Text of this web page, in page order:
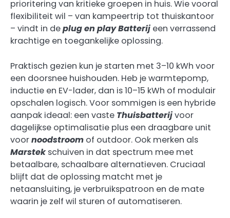
prioritering van kritieke groepen in huis. Wie vooral
flexibiliteit wil – van kampeertrip tot thuiskantoor
– vindt in deplug en play Batterij een verrassend
krachtige en toegankelijke oplossing.
Praktisch gezien kun je starten met 3–10 kWh voor
een doorsnee huishouden. Heb je warmtepomp,
inductie en EV-lader, dan is 10–15 kWh of modulair
opschalen logisch. Voor sommigen is een hybride
aanpak ideaal: een vaste Thuisbatterijvoor
dagelijkse optimalisatie plus een draagbare unit
voornoodstroom of outdoor. Ook merken als
Marstekschuiven in dat spectrum mee met
betaalbare, schaalbare alternatieven. Cruciaal
blijft dat de oplossing matcht met je
netaansluiting, je verbruikspatroon en de mate
waarin je zelf wil sturen of automatiseren.